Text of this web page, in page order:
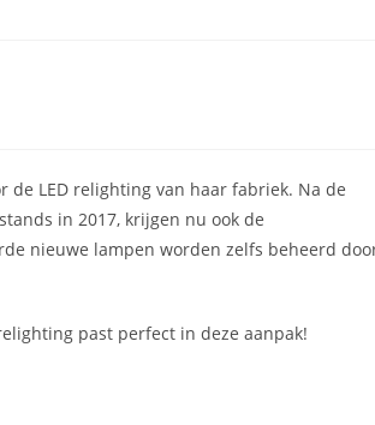
de LED relighting van haar fabriek. Na de
in 2017, krijgen nu ook de
nieuwe lampen worden zelfs beheerd
past perfect in deze aanpak!